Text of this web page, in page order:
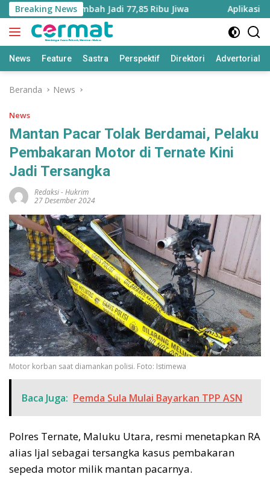
Langsung
ke
konten
Breaking News
Utara Bertambah Jadi 77,85 Ribu Jiwa Aplikasi
News Feature Sastra Perspektif Direktori Advertorial
Beranda News
News
Mantan Pacar Tolak Berdamai, Pelaku
Pembakaran Motor di Ternate Kini
Jadi Tersangka
Redaksi-Hukrim
27 Desember 2024
Motor korban saat diamankan polisi. Foto: Istimewa
Baca Juga: Pemda Sula Mulai Bayarkan TPP ASN
Polres Ternate, Maluku Utara, resmi menetapkan RA
alias Ijal sebagai tersangka kasus pembakaran
sepeda motor milik mantan pacarnya.